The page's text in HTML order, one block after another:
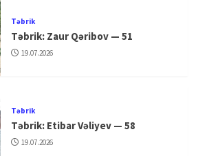
Təbrik
Təbrik: Zaur Qəribov — 51
19.07.2026
Təbrik
Təbrik: Etibar Vəliyev — 58
19.07.2026